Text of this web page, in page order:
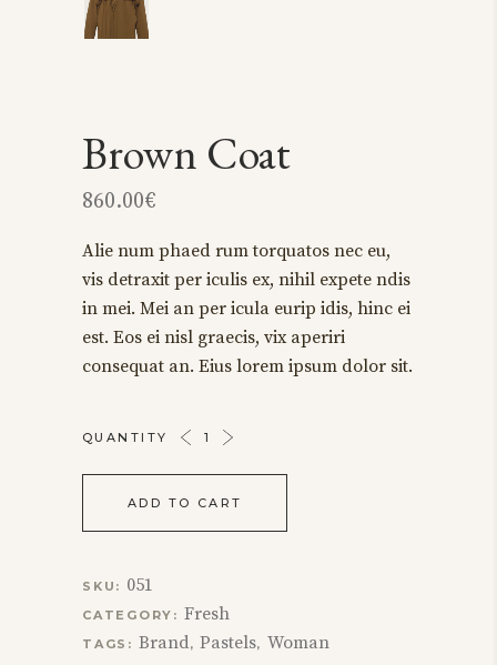
Brown Coat
860.00€
Alie num phaed rum torquatos nec eu,
vis detraxit per iculis ex, nihil expete ndis
in mei. Mei an per icula eurip idis, hinc ei
est. Eos ei nisl graecis, vix aperiri
consequat an. Eius lorem ipsum dolor sit.
BROWN
QUANTITY
ADD TO CART
SKU: 051
CATEGORY: Fresh
TAGS: Brand,Pastels, Woman